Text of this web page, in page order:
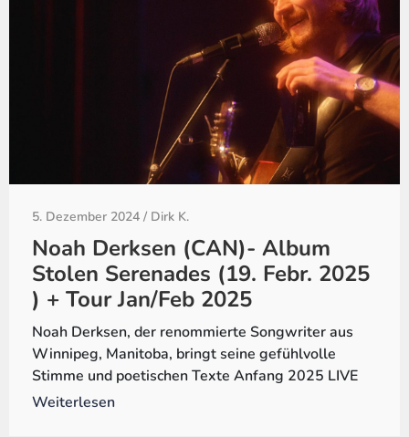
5. Dezember 2024 / Dirk K.
Noah Derksen (CAN)- Album
Stolen Serenades (19. Febr. 2025
) + Tour Jan/Feb 2025
Noah Derksen, der renommierte Songwriter aus
Winnipeg, Manitoba, bringt seine gefühlvolle
Stimme und poetischen Texte Anfang 2025 LIVE
Weiterlesen